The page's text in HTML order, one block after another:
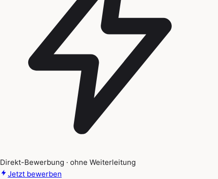
Direkt-Bewerbung · ohne Weiterleitung
Jetzt bewerben